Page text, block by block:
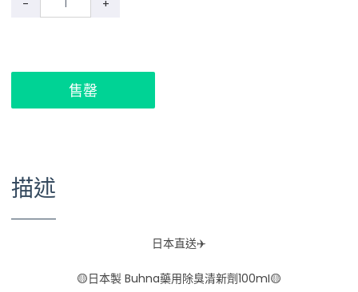
- +
售罄
描述
日本直送✈️
🟡日本製 Buhna藥用除臭清新劑100mI🟡